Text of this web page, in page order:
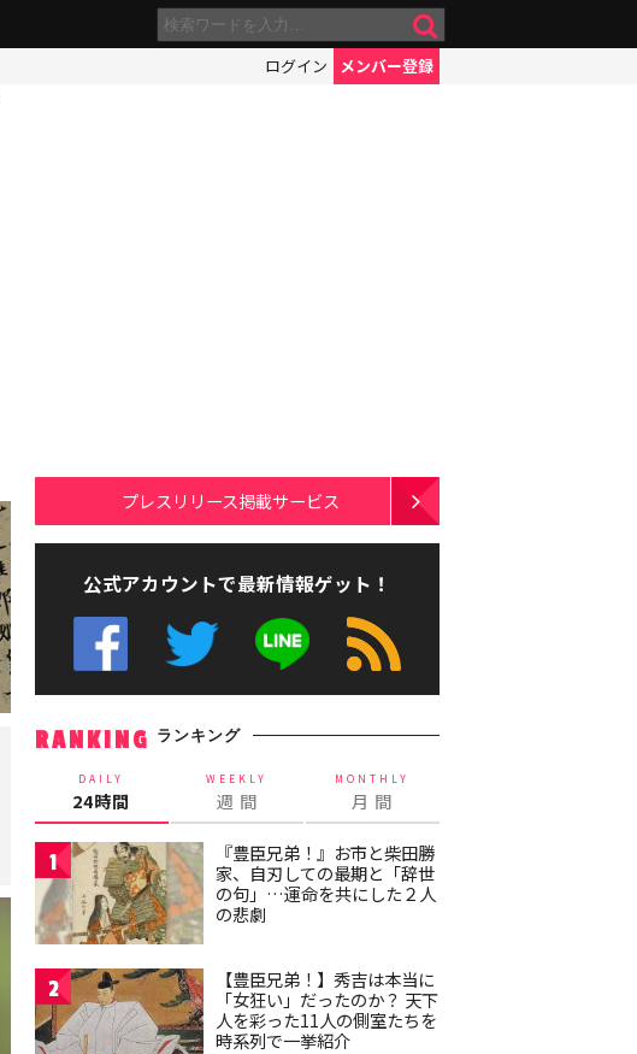
ログイン メンバー登録
プレスリリース掲載サービス
公式アカウントで最新情報ゲット！
RANKING ランキング
DAILY
24時間
WEEKLY
週 間
MONTHLY
月 間
1
『豊臣兄弟！』お市と柴田勝
家、自刃しての最期と「辞世
の句」…運命を共にした２人
の悲劇
2
【豊臣兄弟！】秀吉は本当に
「女狂い」だったのか？ 天下
人を彩った11人の側室たちを
時系列で一挙紹介